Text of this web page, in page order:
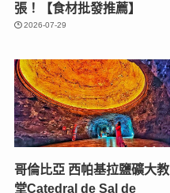
張！【食材批發推薦】
2026-07-29
哥倫比亞 西帕基拉鹽礦大教
堂Catedral de Sal de